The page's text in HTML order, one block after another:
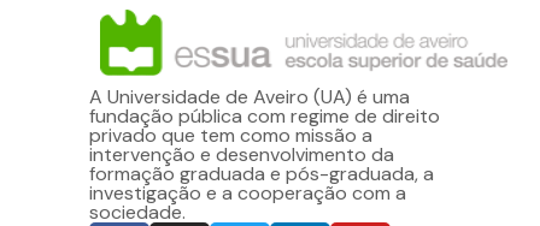
A Universidade de Aveiro (UA) é uma
fundação pública com regime de direito
privado que tem como missão a
intervenção e desenvolvimento da
formação graduada e pós-graduada, a
investigação e a cooperação com a
sociedade.